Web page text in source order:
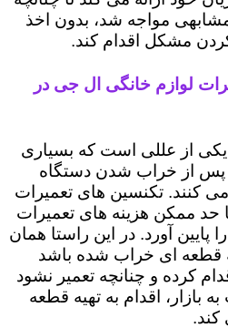
مواجه شد، بدون اخذ
مشکل اقدام کند.
لوازم خانگی ال جی در
یکی از عللی است که بسیاری
پس از خراب شدن دستگاه
می کنند. تکنسین های تعمیرات
حد ممکن هزینه های تعمیرات
پایین آورد. در این راستا همان
قطعه ای خراب شده باشد
کرده و چنانچه تعمیر نشود
بازار، اقدام به تهیه قطعه
کند.